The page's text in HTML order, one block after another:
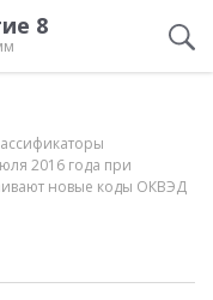
8
2016 года при
новые коды ОКВЭД